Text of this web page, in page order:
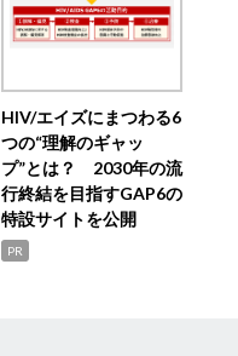
HIV/エイズにまつわる6
つの“理解のギャッ
プ”とは？ 2030年の流
行終結を目指すGAP6の
特設サイトを公開
PR